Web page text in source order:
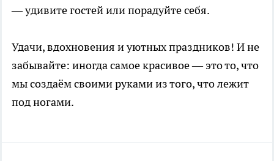
— удивите гостей или порадуйте себя.
Удачи, вдохновения и уютных праздников! И не
забывайте: иногда самое красивое — это то, что
мы создаём своими руками из того, что лежит
под ногами.